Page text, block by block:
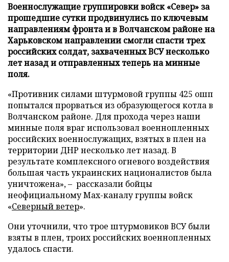
Военнослужащие группировки войск «Север» за
прошедшие сутки продвинулись по ключевым
направлениям фронта и в Волчанском районе на
Харьковском направлении смогли спасти трех
российских солдат, захваченных ВСУ несколько
лет назад и отправленных теперь на минные
поля.
«Противник силами штурмовой группы 425 ошп
попытался прорваться из образующегося котла в
Волчанском районе. Для прохода через наши
минные поля враг использовал военнопленных
российских военнослужащих, взятых в плен на
территории ДНР несколько лет назад. В
результате комплексного огневого воздействия
большая часть украинских националистов была
уничтожена», – рассказали бойцы
неофициальному Max-каналу группы войск
«Северный ветер».
Они уточнили, что трое штурмовиков ВСУ были
взяты в плен, троих российских военнопленных
удалось спасти.